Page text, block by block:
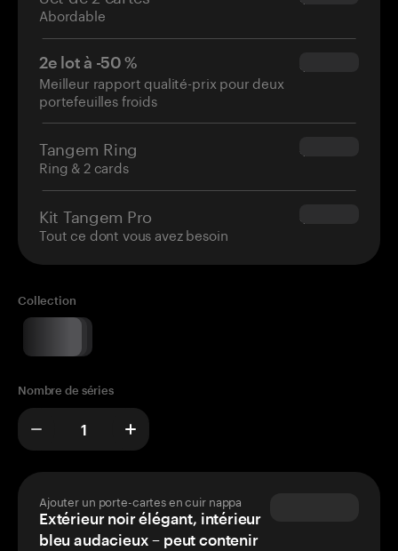
Abordable
2e lot à -50 %
Meilleur rapport qualité-prix pour deux
portefeuilles froids
$34.95
Tangem Ring
Ring & 2 cards
$160.00
Kit Tangem Pro
Tout ce dont vous avez besoin
$180.00
Collection
Nombre de séries
Ajouter un porte-cartes en cuir nappa
Extérieur noir élégant, intérieur
bleu audacieux – peut contenir